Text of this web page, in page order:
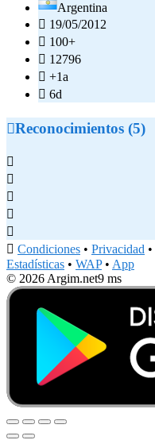
Argentina
 19/05/2012
 100+
 12796
 +1a
 6d
Reconocimientos (5)





 Condiciones • Privacidad •
Estadísticas • WAP• App
© 2026 Argim.net9 ms